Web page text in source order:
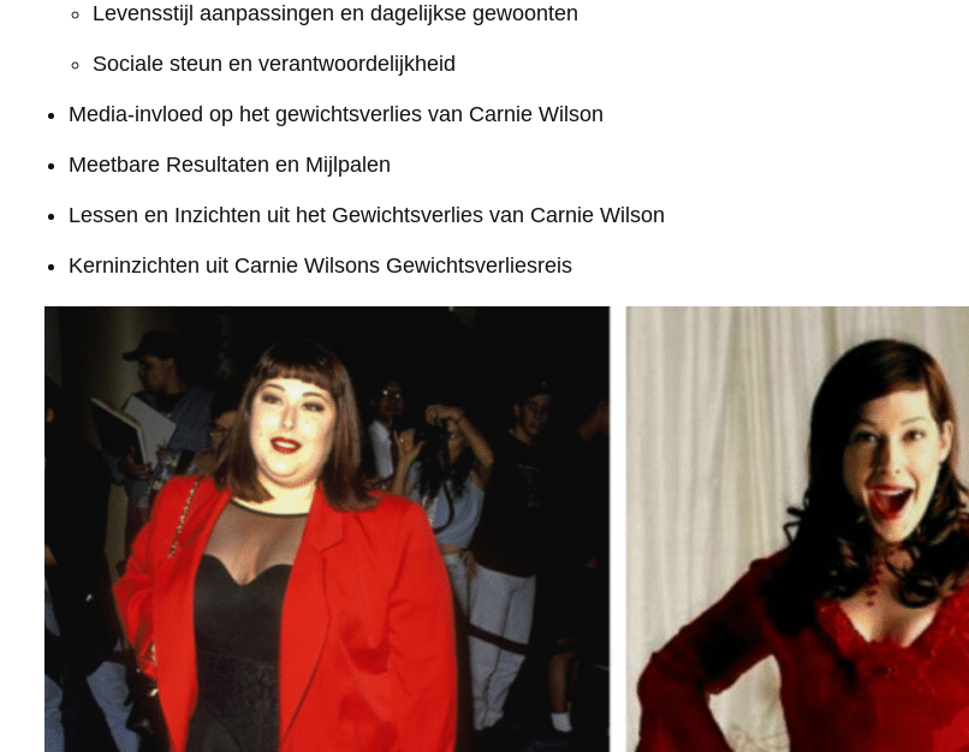
Levensstijl aanpassingen en dagelijkse gewoonten
Sociale steun en verantwoordelijkheid
Media-invloed op het gewichtsverlies van Carnie Wilson
Meetbare Resultaten en Mijlpalen
Lessen en Inzichten uit het Gewichtsverlies van Carnie Wilson
Kerninzichten uit Carnie Wilsons Gewichtsverliesreis